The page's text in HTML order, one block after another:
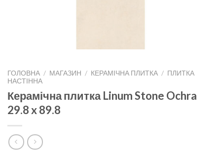
ГОЛОВНА / МАГАЗИН / КЕРАМІЧНА ПЛИТКА / ПЛИТКА
НАСТІННА
Керамічна плитка Linum Stone Ochra
29.8 x 89.8